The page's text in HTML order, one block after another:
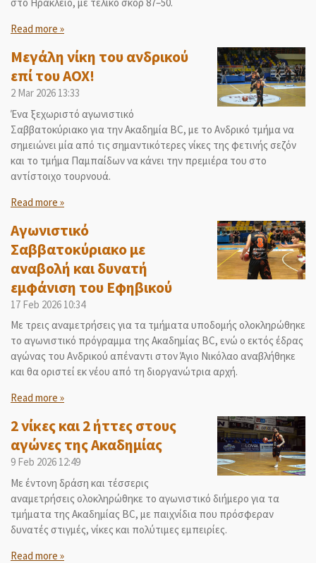
Read more »
Μεγάλη νίκη του ανδρικού
επί του ΑΟΧ!
2 Mar 2026 13:33
Ένα ξεχωριστό αγωνιστικό
Σαββατοκύριακο για την Ακαδημία BC, με το Ανδρικό τμήμα να
σημειώνει μία από τις σημαντικότερες νίκες της φετινής σεζόν
και το τμήμα Παμπαίδων να κάνει την πρεμιέρα του στο
αντίστοιχο τουρνουά.
Read more »
Αγωνιστικό
Σαββατοκύριακο με
αναβολή και δυνατή
εμφάνιση του Εφηβικού
17 Feb 2026 10:34
Με τρεις αναμετρήσεις για τα τμήματα υποδομής ολοκληρώθηκε
το αγωνιστικό πρόγραμμα της Ακαδημίας BC, ενώ ο εκτός έδρας
αγώνας του Ανδρικού απέναντι στον Άγιο Νικόλαο αναβλήθηκε
και θα οριστεί εκ νέου από τη διοργανώτρια αρχή.
Read more »
2 νίκες και 2 ήττες στους
αγώνες της Ακαδημίας
9 Feb 2026 12:49
Με έντονη δράση και τέσσερις
αναμετρήσεις ολοκληρώθηκε το αγωνιστικό διήμερο για τα
τμήματα της Ακαδημίας BC, με παιχνίδια που πρόσφεραν
δυνατές στιγμές, νίκες και πολύτιμες εμπειρίες.
Read more »